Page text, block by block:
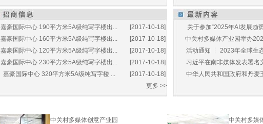
[2017-10-18]
嘉豪国际中心 190平方米5A级纯写字楼出...
[2017-10-18]
嘉豪国际中心 160平方米5A级纯写字楼出...
[2017-10-18]
嘉豪国际中心 120平方米5A级纯写字楼出...
[2017-10-18]
嘉豪国际中心 230平方米5A级纯写字楼出...
[2017-10-18]
嘉豪国际中心 320平方米5A级纯写字楼 ...
更多 >>
关于参加“2025年AI发展趋
中关村多媒体产业园举办
活动通知 ┆ 2023年全球生
习近平在南非媒体发表署名
中华人民共和国政府和丹麦
中关村多媒体创意产业园
中关村多媒